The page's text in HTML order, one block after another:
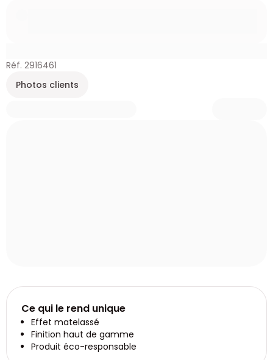
Réf. 2916461
Photos clients
Ce qui le rend unique
Effet matelassé
Finition haut de gamme
Produit éco-responsable